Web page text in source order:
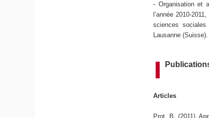
- Organisation et
l’année 2010-
sciences sociales
Lausanne
Articles
Prot, B. (2011).